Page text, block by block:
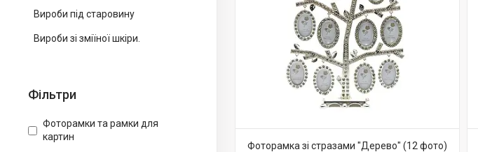
Вироби під старовину
Вироби зі зміїної шкіри.
Фільтри
Фоторамки та рамки для
картин
Фоторамка зі стразами "Дерево" (12 фото)